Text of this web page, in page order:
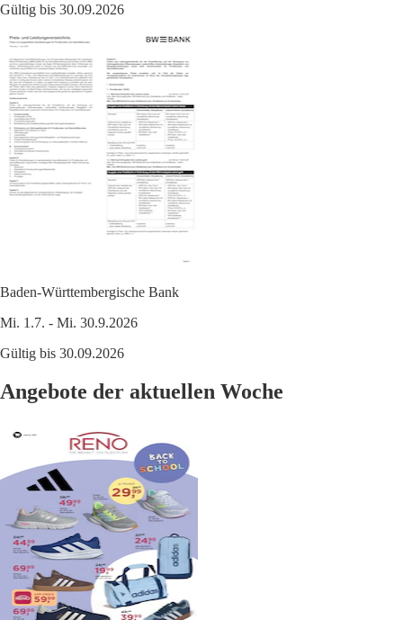
Gültig bis 30.09.2026
Baden-Württembergische Bank
Mi. 1.7. - Mi. 30.9.2026
Gültig bis 30.09.2026
Angebote der aktuellen Woche